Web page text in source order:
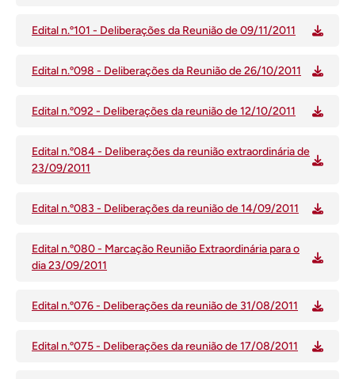
Edital n.º101 - Deliberações da Reunião de 09/11/2011
Edital n.º098 - Deliberações da Reunião de 26/10/2011
Edital n.º092 - Deliberações da reunião de 12/10/2011
Edital n.º084 - Deliberações da reunião extraordinária de
23/09/2011
Edital n.º083 - Deliberações da reunião de 14/09/2011
Edital n.º080 - Marcação Reunião Extraordinária para o
dia 23/09/2011
Edital n.º076 - Deliberações da reunião de 31/08/2011
Edital n.º075 - Deliberações da reunião de 17/08/2011